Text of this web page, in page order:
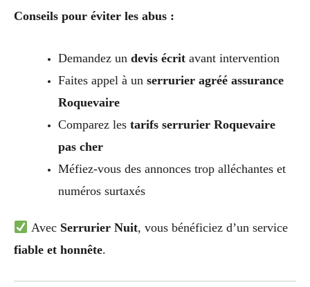
Conseils pour éviter les abus :
Demandez un devis écritavant intervention
Faites appel à un serrurier agréé assurance
Roquevaire
Comparez les tarifs serrurier Roquevaire
pas cher
Méfiez-vous des annonces trop alléchantes et
numéros surtaxés
Avec Serrurier Nuit, vous bénéficiez d’un service
fiable et honnête.